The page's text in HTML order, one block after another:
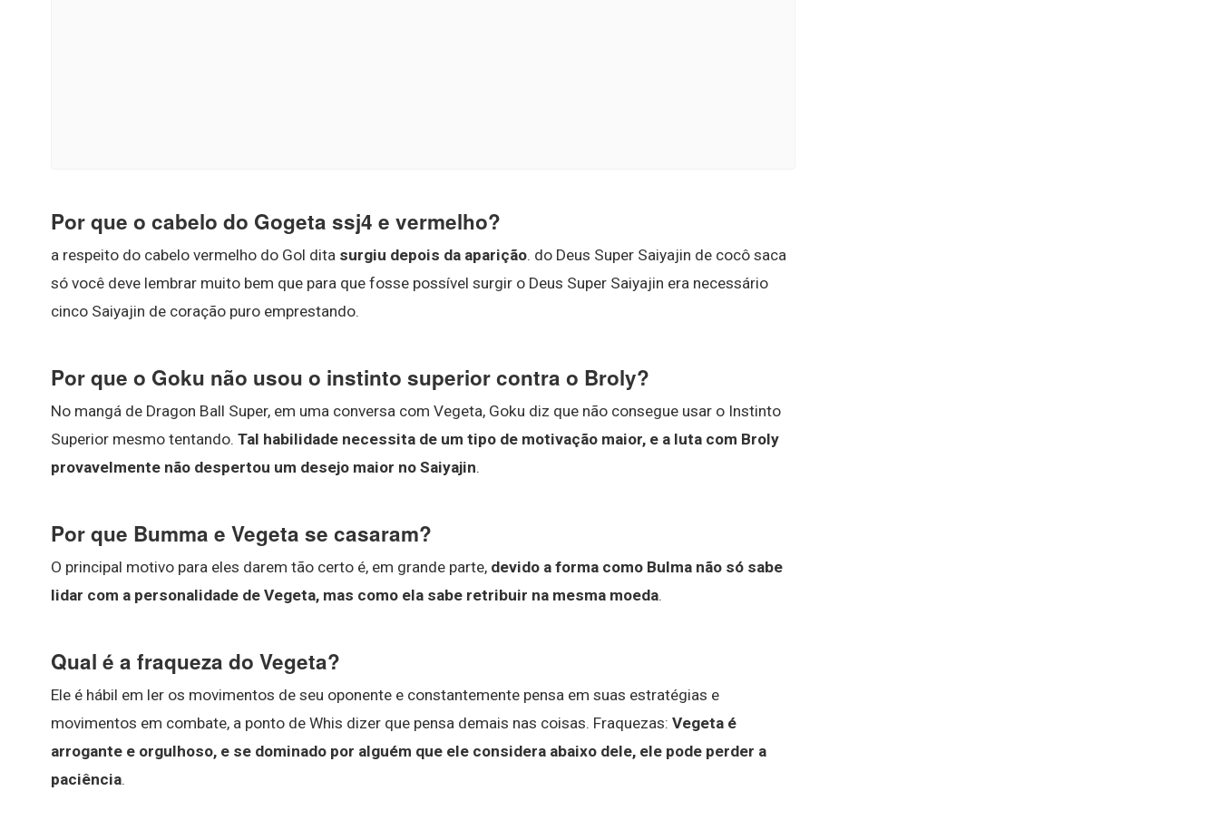
Por que o cabelo do Gogeta ssj4 e vermelho?
a respeito do cabelo vermelho do Gol dita surgiu depois da aparição. do Deus Super Saiyajin de cocô saca
só você deve lembrar muito bem que para que fosse possível surgir o Deus Super Saiyajin era necessário
cinco Saiyajin de coração puro emprestando.
Por que o Goku não usou o instinto superior contra o Broly?
No mangá de Dragon Ball Super, em uma conversa com Vegeta, Goku diz que não consegue usar o Instinto
Superior mesmo tentando. Tal habilidade necessita de um tipo de motivação maior, e a luta com Broly
provavelmente não despertou um desejo maior no Saiyajin.
Por que Bumma e Vegeta se casaram?
O principal motivo para eles darem tão certo é, em grande parte, devido a forma como Bulma não só sabe
lidar com a personalidade de Vegeta, mas como ela sabe retribuir na mesma moeda.
Qual é a fraqueza do Vegeta?
Ele é hábil em ler os movimentos de seu oponente e constantemente pensa em suas estratégias e
movimentos em combate, a ponto de Whis dizer que pensa demais nas coisas. Fraquezas: Vegeta é
arrogante e orgulhoso, e se dominado por alguém que ele considera abaixo dele, ele pode perder a
paciência.